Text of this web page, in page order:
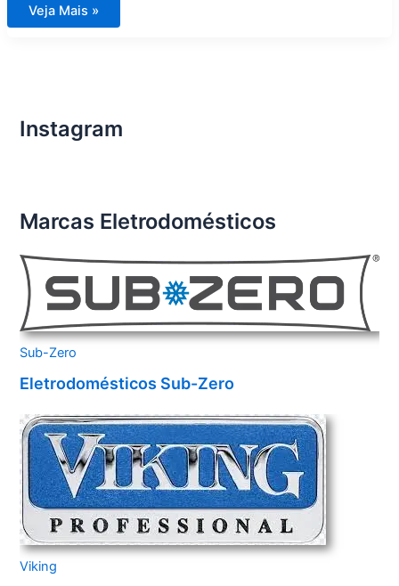
Conserto
Aura
Tijuca
Veja Mais »
Instagram
Marcas Eletrodomésticos
Sub-Zero
Eletrodomésticos Sub-Zero
Viking